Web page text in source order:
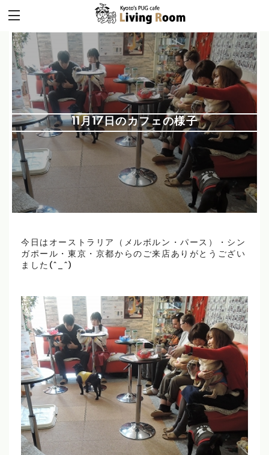
11月17日のカフェの様子
今日はオーストラリア（メルボルン・パース）・シン
ガポール・東京・京都からのご来店ありがとうござい
ました(^_^)